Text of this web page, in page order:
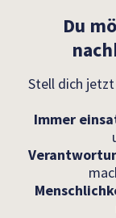
Du
Stell dich
Immer